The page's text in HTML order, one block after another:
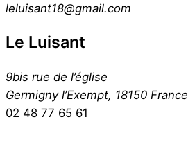
leluisant18@gmail.com
Le Luisant
9bis rue de l’église
Germigny l’Exempt, 18150 France
02 48 77 65 61